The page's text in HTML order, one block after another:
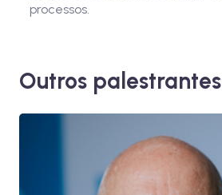
processos.
Outros palestrantes